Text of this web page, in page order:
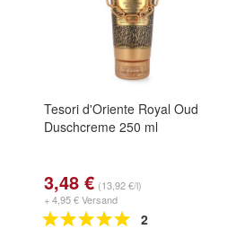
Tesori d'Oriente Royal Oud
Duschcreme 250 ml
3,48 € (13,92 €/l)
+ 4,95 € Versand
2